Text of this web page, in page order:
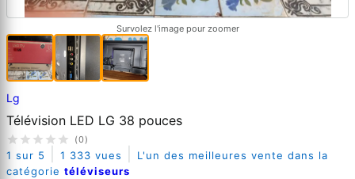
Survolez l'image pour zoomer
Lg
Télévision LED LG 38 pouces
(0)
1 sur 5 1 333 vues
L'un des meilleures vente dans la
catégorie téléviseurs